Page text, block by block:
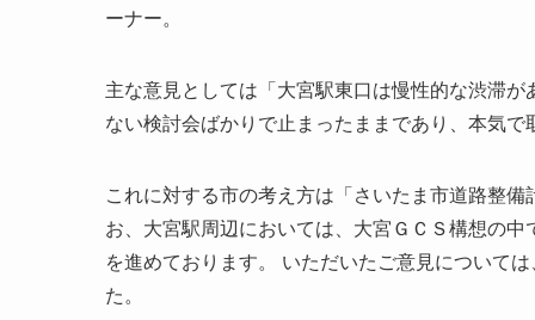
ーナー。
主な意見としては「大宮駅東口は慢性的な渋滞
ない検討会ばかりで止まったままであり、本気
これに対する市の考え方は「さいたま市道路整
お、大宮駅周辺においては、大宮ＧＣＳ構想の
を進めております。 いただいたご意見について
た。